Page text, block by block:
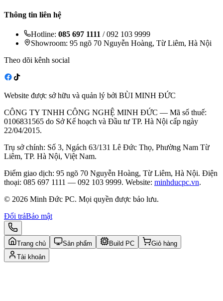
Thông tin liên hệ
Hotline: 085 697 1111 / 092 103 9999
Showroom: 95 ngõ 70 Nguyễn Hoàng, Từ Liêm, Hà Nội
Theo dõi kênh social
Website được sở hữu và quản lý bởi BÙI MINH ĐỨC
CÔNG TY TNHH CÔNG NGHỆ MINH ĐỨC — Mã số thuế:
0106831565 do Sở Kế hoạch và Đầu tư TP. Hà Nội cấp ngày
22/04/2015.
Trụ sở chính: Số 3, Ngách 63/131 Lê Đức Thọ, Phường Nam Từ
Liêm, TP. Hà Nội, Việt Nam.
Điểm giao dịch: 95 ngõ 70 Nguyễn Hoàng, Từ Liêm, Hà Nội. Điện
thoại: 085 697 1111 — 092 103 9999. Website: minhducpc.vn.
© 2026 Minh Đức PC. Mọi quyền được bảo lưu.
Đổi trảBảo mật
Trang chủ Sản phẩm Build PC
Giỏ hàng
Tài khoản